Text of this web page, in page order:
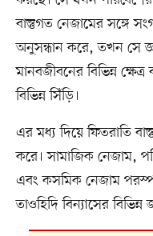
বাস্তুগত নেজামের সঙ্গে
অনুসন্ধান করে, তখন সে
মানবজীবনের বিভিন্ন
বিভিন্ন সিঁড়ি।
এর মধ্য দিয়ে ফিতরাতি
করে। সামাজিক নেজাম,
এবং কসমিক নেজাম
তাওহিদি বিন্যাসের বিভিন্ন